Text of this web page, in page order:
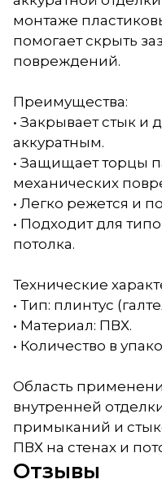
монтаже
помогает скрыть
повреждений.
Преимущества:
• Закрывает стык
аккуратным.
• Защищает торцы
механических
• Легко режется и
• Подходит для
потолка.
Технические
• Тип: плинтус
• Материал: ПВХ.
• Количество в
Область
внутренней
примыканий и
ПВХ на стенах и
Отзывы